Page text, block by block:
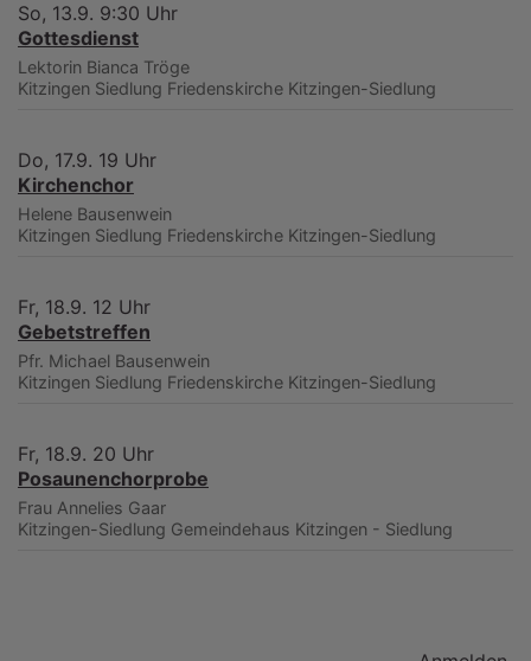
So, 13.9. 9:30 Uhr
Gottesdienst
Lektorin Bianca Tröge
Kitzingen Siedlung Friedenskirche Kitzingen-Siedlung
Do, 17.9. 19 Uhr
Kirchenchor
Helene Bausenwein
Kitzingen Siedlung Friedenskirche Kitzingen-Siedlung
Fr, 18.9. 12 Uhr
Gebetstreffen
Pfr. Michael Bausenwein
Kitzingen Siedlung Friedenskirche Kitzingen-Siedlung
Fr, 18.9. 20 Uhr
Posaunenchorprobe
Frau Annelies Gaar
Kitzingen-Siedlung Gemeindehaus Kitzingen - Siedlung